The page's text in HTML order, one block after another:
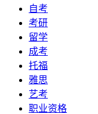
自考
考研
留学
成考
托福
雅思
艺考
职业资格